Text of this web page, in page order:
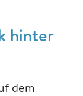
hinter
dem